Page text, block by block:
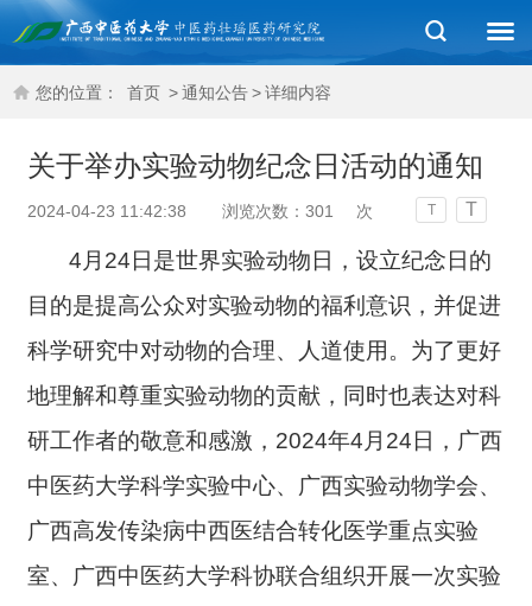
您的位置： 首页 >通知公告>详细内容
关于举办实验动物纪念日活动的通知
2024-04-23 11:42:38 浏览次数： 301 次 T T
4月24日是世界实验动物日，设立纪念日的
目的是提高公众对实验动物的福利意识，并促进
科学研究中对动物的合理、人道使用。为了更好
地理解和尊重实验动物的贡献，同时也表达对科
研工作者的敬意和感激，2024年4月24日，广西
中医药大学科学实验中心、广西实验动物学会、
广西高发传染病中西医结合转化医学重点实验
室、广西中医药大学科协联合组织开展一次实验